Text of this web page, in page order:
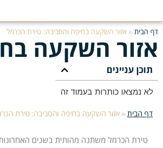
דף הבית » אזור השקעה בחיפה והסביבה: טירת הכרמל
אזור השקעה
תוכן עניינים
לא נמצאו כותרות בעמוד זה
דף הבית » אזור השקעה בחיפה והסביבה: טירת
טירת הכרמל משתנה מהותית בשנים